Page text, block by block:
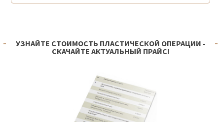
УЗНАЙТЕ СТОИМОСТЬ ПЛАСТИЧЕСКОЙ ОПЕРАЦИИ -
СКАЧАЙТЕ АКТУАЛЬНЫЙ ПРАЙС!